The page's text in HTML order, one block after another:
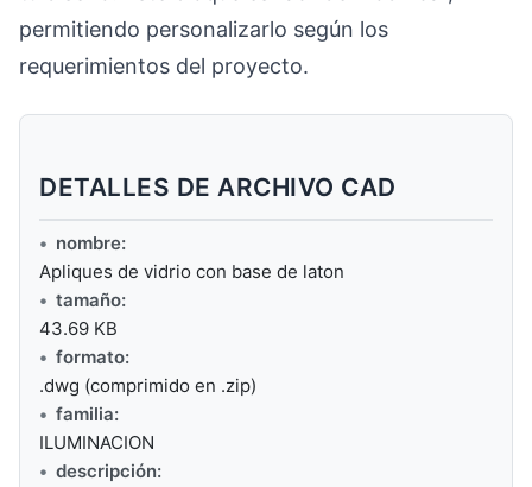
permitiendo personalizarlo según los
requerimientos del proyecto.
DETALLES DE ARCHIVO CAD
nombre:
Apliques de vidrio con base de laton
tamaño:
43.69 KB
formato:
.dwg (comprimido en .zip)
familia:
ILUMINACION
descripción: